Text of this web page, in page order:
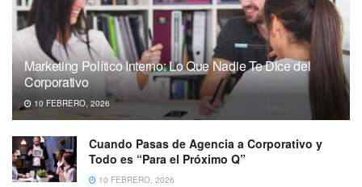
Marketing Político Interno: Lo Que Nadie Te Dice del
Corporativo
10 FEBRERO, 2026
Cuando Pasas de Agencia a Corporativo y
Todo es “Para el Próximo Q”
10 FEBRERO, 2026